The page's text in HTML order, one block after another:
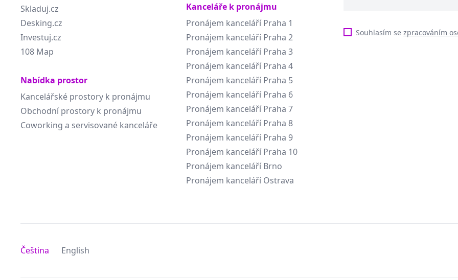
Skladuj.cz
Desking.cz
Investuj.cz
108 Map
Nabídka prostor
Kancelářské prostory k pronájmu
Obchodní prostory k pronájmu
Coworking a servisované kanceláře
Kanceláře k pronájmu
Pronájem kanceláří Praha 1
Pronájem kanceláří Praha 2
Pronájem kanceláří Praha 3
Pronájem kanceláří Praha 4
Pronájem kanceláří Praha 5
Pronájem kanceláří Praha 6
Pronájem kanceláří Praha 7
Pronájem kanceláří Praha 8
Pronájem kanceláří Praha 9
Pronájem kanceláří Praha 10
Pronájem kanceláří Brno
Pronájem kanceláří Ostrava
Souhlasím se zpracováním
Čeština English